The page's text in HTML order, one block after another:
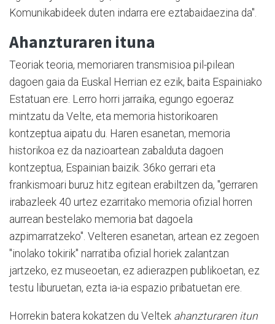
Komunikabideek duten indarra ere eztabaidaezina da".
Ahanzturaren ituna
Teoriak teoria, memoriaren transmisioa pil-pilean
dagoen gaia da Euskal Herrian ez ezik, baita Espainiako
Estatuan ere. Lerro horri jarraika, egungo egoeraz
mintzatu da Velte, eta memoria historikoaren
kontzeptua aipatu du. Haren esanetan, memoria
historikoa ez da nazioartean zabalduta dagoen
kontzeptua, Espainian baizik. 36ko gerrari eta
frankismoari buruz hitz egitean erabiltzen da, "gerraren
irabazleek 40 urtez ezarritako memoria ofizial horren
aurrean bestelako memoria bat dagoela
azpimarratzeko". Velteren esanetan, artean ez zegoen
"inolako tokirik" narratiba ofizial horiek zalantzan
jartzeko, ez museoetan, ez adierazpen publikoetan, ez
testu liburuetan, ezta ia-ia espazio pribatuetan ere.
Horrekin batera kokatzen du Veltek ahanzturaren itun